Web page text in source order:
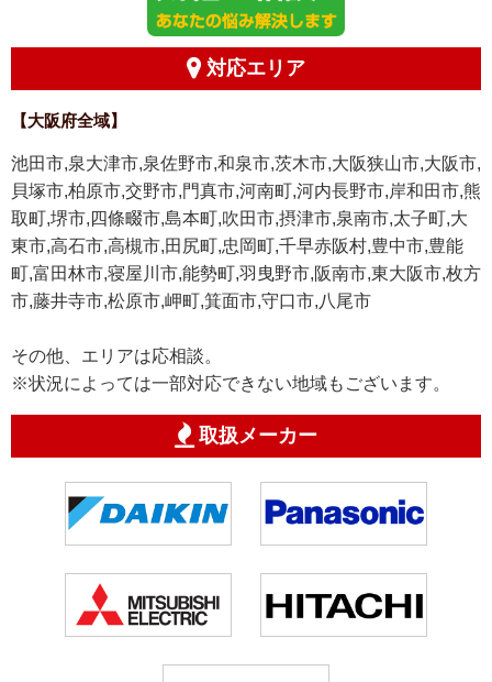
対応エリア
【大阪府全域】
池田市,泉大津市,泉佐野市,和泉市,茨木市,大阪狭山市,大阪市,
貝塚市,柏原市,交野市,門真市,河南町,河内長野市,岸和田市,熊
取町,堺市,四條畷市,島本町,吹田市,摂津市,泉南市,太子町,大
東市,高石市,高槻市,田尻町,忠岡町,千早赤阪村,豊中市,豊能
町,富田林市,寝屋川市,能勢町,羽曳野市,阪南市,東大阪市,枚方
市,藤井寺市,松原市,岬町,箕面市,守口市,八尾市
その他、エリアは応相談。
※状況によっては一部対応できない地域もございます。
取扱メーカー